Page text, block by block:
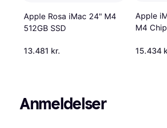
Apple Rosa iMac 24" M4
512GB SSD
13.481 kr.
Apple
M4
16GB
15.434
Anmeldelser